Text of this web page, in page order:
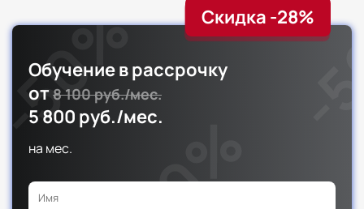
Скидка -28%
Обучение в рассрочку
от8 100 руб./мес.
5 800 руб./мес.
на мес.